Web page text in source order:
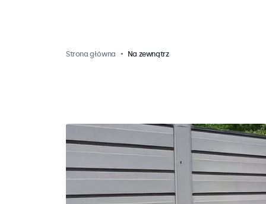
Strona główna Na zewnątrz